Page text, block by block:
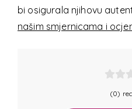
bi osigurala njihovu
našim smjernicama i
(0)